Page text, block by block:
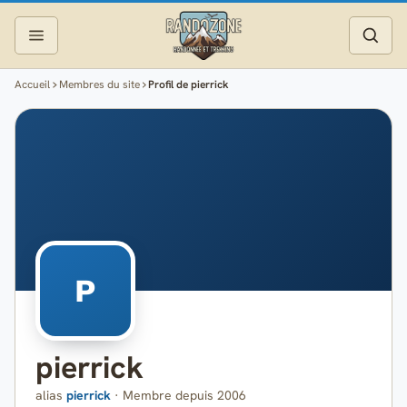
Topos
Reportages
Matériel
Services
Accueil Membres du site Profil de pierrick
P
pierrick
aliaspierrick · Membre depuis 2006